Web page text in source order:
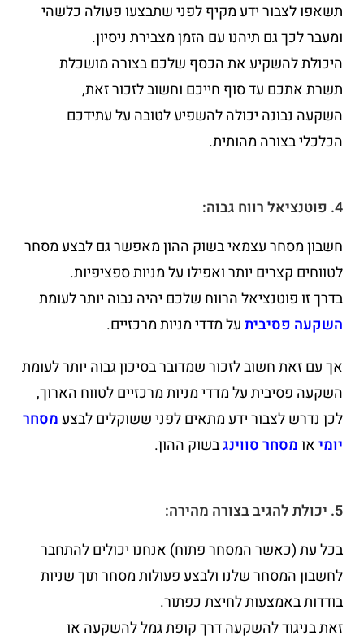
תשאפו לצבור ידע מקיף לפני שתבצעו פעולה כלשהי
ומעבר לכך גם תיהנו עם הזמן מצבירת ניסיון.
היכולת להשקיע את הכסף שלכם בצורה מושכלת
תשרת אתכם עד סוף חייכם וחשוב לזכור זאת,
השקעה נבונה יכולה להשפיע לטובה על עתידכם
הכלכלי בצורה מהותית.
4. פוטנציאל רווח גבוה:
חשבון מסחר עצמאי בשוק ההון מאפשר גם לבצע מסחר
לטווחים קצרים יותר ואפילו על מניות ספציפיות.
בדרך זו פוטנציאל הרווח שלכם יהיה גבוה יותר לעומת
השקעה פסיביתעל מדדי מניות מרכזיים.
אך עם זאת חשוב לזכור שמדובר בסיכון גבוה יותר לעומת
השקעה פסיבית על מדדי מניות מרכזיים לטווח הארוך,
לכן נדרש לצבור ידע מתאים לפני ששוקלים לבצעמסחר
יומיאומסחר סווינגבשוק ההון.
5. יכולת להגיב בצורה מהירה:
בכל עת (כאשר המסחר פתוח) אנחנו יכולים להתחבר
לחשבון המסחר שלנו ולבצע פעולות מסחר תוך שניות
בודדות באמצעות לחיצת כפתור.
זאת בניגוד להשקעה דרך קופת גמל להשקעה או